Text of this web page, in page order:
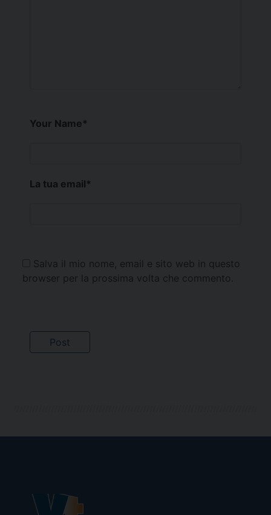
Your Name*
La tua email*
Salva il mio nome, email e sito web in questo
browser per la prossima volta che commento.